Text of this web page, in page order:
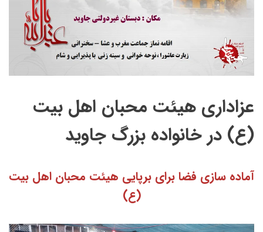
عزاداری هیئت محبان اهل بیت
(ع) در خانواده بزرگ جاوید
آماده سازی فضا برای برپایی هیئت محبان اهل بیت
(ع)